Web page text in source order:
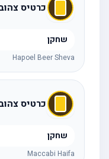
כרטיס צהוב
שחקן
Hapoel Beer Sheva
כרטיס צהוב
שחקן
Maccabi Haifa